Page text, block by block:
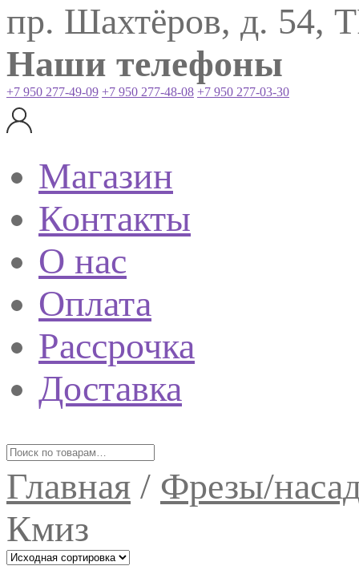
пр. Шахтёров, д. 54,
Наши телефоны
+7 950 277-49-09 +7 950 277-48-08 +7 950 277-03-30
Магазин
Контакты
О нас
Оплата
Рассрочка
Доставка
Главная / Фрезы/
Кмиз